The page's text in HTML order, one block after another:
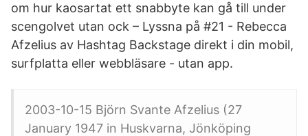
om hur kaosartat ett snabbyte kan gå till under
scengolvet utan ock – Lyssna på #21 - Rebecca
Afzelius av Hashtag Backstage direkt i din mobil,
surfplatta eller webbläsare - utan app.
2003-10-15 Björn Svante Afzelius (27
January 1947 in Huskvarna, Jönköping